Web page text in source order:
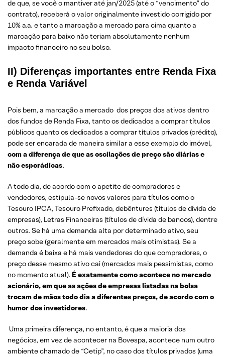
de que, se você o mantiver até jan/2025 (até o “vencimento” do
contrato), receberá o valor originalmente investido corrigido por
10% a.a. e tanto a marcação a mercado para cima quanto a
marcação para baixo não teriam absolutamente nenhum
impacto financeiro no seu bolso.
II) Diferenças importantes entre Renda Fixa
e Renda Variável
Pois bem, a marcação a mercado dos preços dos ativos dentro
dos fundos de Renda Fixa, tanto os dedicados a comprar títulos
públicos quanto os dedicados a comprar títulos privados (crédito),
pode ser encarada de maneira similar a esse exemplo do imóvel,
com a diferença de que as oscilações de preço são diárias e
nãoesporádicas.
A todo dia, de acordo com o apetite de compradores e
vendedores, estipula-se novos valores para títulos como o
Tesouro IPCA, Tesouro Prefixado, debêntures (títulos de dívida de
empresas), Letras Financeiras (títulos de dívida de bancos), dentre
outros. Se há uma demanda alta por determinado ativo, seu
preço sobe (geralmente em mercados mais otimistas). Se a
demanda é baixa e há mais vendedores do que compradores, o
preço desse mesmo ativo cai (mercados mais pessimistas, como
no momento atual). É exatamente como acontece no mercado
acionário, em que as ações de empresas listadas na bolsa
trocam de mãos todo dia a diferentes preços, de acordo com o
humor dos investidores.
Uma primeira diferença, no entanto, é que a maioria dos
negócios, em vez de acontecer na Bovespa, acontece num outro
ambiente chamado de “Cetip”, no caso dos títulos privados (uma